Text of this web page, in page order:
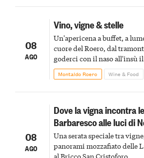
08
AGO
Vino, vigne & stelle
Un'apericena a buffet, a
cuore del Roero, dal
goderci con il naso all'insù
Montaldo Roero Wine & Food
08
AGO
Dove la vigna incontra
Barbaresco alle luci di
Una serata speciale tra
panorami mozzafiato delle